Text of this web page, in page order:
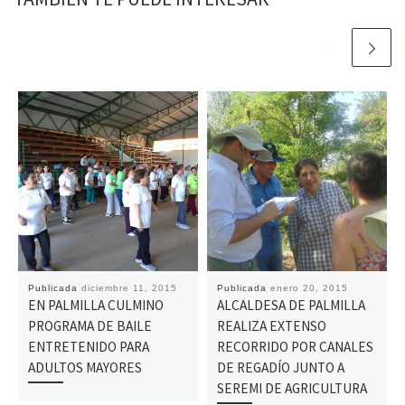
Publicadadiciembre 11, 2015
EN PALMILLA CULMINO
PROGRAMA DE BAILE
ENTRETENIDO PARA
ADULTOS MAYORES
Publicadaenero 20, 2015
ALCALDESA DE PALMILLA
REALIZA EXTENSO
RECORRIDO POR CANALES
DE REGADÍO JUNTO A
SEREMI DE AGRICULTURA